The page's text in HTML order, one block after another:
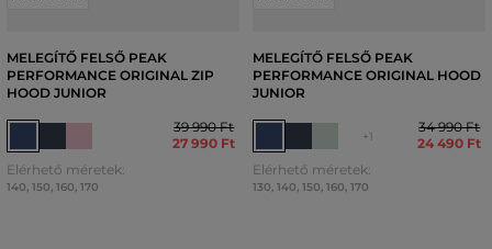
MELEGÍTŐ FELSŐ PEAK
PERFORMANCE ORIGINAL ZIP
HOOD JUNIOR
39 990 Ft
27 990 Ft
Elérhető méretek:
140, 150, 160, 170
MELEGÍTŐ FELSŐ PEAK
PERFORMANCE ORIGINAL HOOD
JUNIOR
+1
34 990 Ft
24 490 Ft
Elérhető méretek:
130, 140, 150, 160, 170